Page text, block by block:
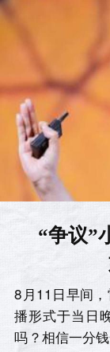
“争议”
8月11日早间
播形式于当日
吗？相信一分